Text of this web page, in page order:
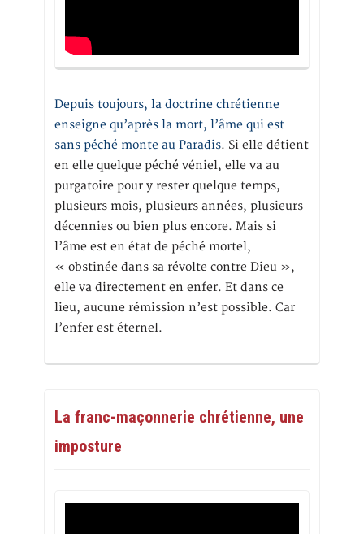
Depuis toujours, la doctrine chrétienne
enseigne qu’après la mort, l’âme qui est
sans péché monte au Paradis. Si elle détient
en elle quelque péché véniel, elle va au
purgatoire pour y rester quelque temps,
plusieurs mois, plusieurs années, plusieurs
décennies ou bien plus encore. Mais si
l’âme est en état de péché mortel,
« obstinée dans sa révolte contre Dieu »,
elle va directement en enfer. Et dans ce
lieu, aucune rémission n’est possible. Car
l’enfer est éternel.
La franc-maçonnerie chrétienne, une
imposture